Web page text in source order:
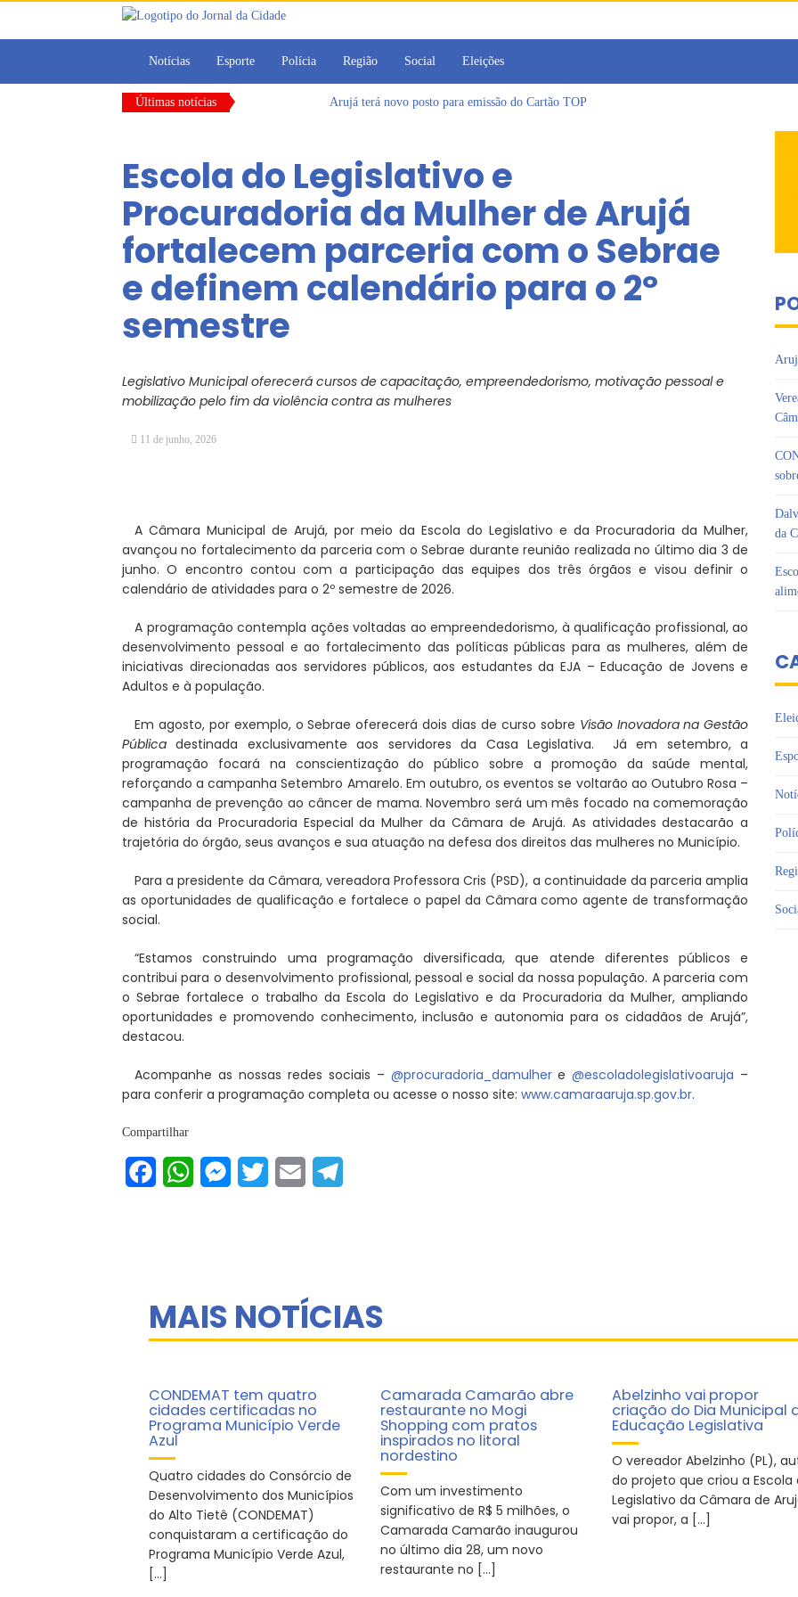
Notícias Esporte Polícia Região Social Eleições
Últimas notícias
Arujá terá novo posto para emissão do Cartão TOP
Dalvana Penha toma posse como vereadora durante sessão da Câmara de Arujá
Escola do Legislativo de Arujá entrega 1 tonelada de alimentos ao Fundo Social do município
Arujá promove 2º encontro da Jornada de Conhecimento em Bem-Estar Animal no Parque
Escola do Legislativo e
Procuradoria da Mulher de Arujá
fortalecem parceria com o Sebrae
e definem calendário para o 2º
semestre
Legislativo Municipal oferecerá cursos de capacitação, empreendedorismo, motivação pessoal e
mobilização pelo fim da violência contra as mulheres
11 de junho, 2026
A Câmara Municipal de Arujá, por meio da Escola do Legislativo e da Procuradoria da Mulher,
avançou no fortalecimento da parceria com o Sebrae durante reunião realizada no último dia 3 de
junho. O encontro contou com a participação das equipes dos três órgãos e visou definir o
calendário de atividades para o 2º semestre de 2026.
A programação contempla ações voltadas ao empreendedorismo, à qualificação profissional, ao
desenvolvimento pessoal e ao fortalecimento das políticas públicas para as mulheres, além de
iniciativas direcionadas aos servidores públicos, aos estudantes da EJA – Educação de Jovens e
Adultos e à população.
Em agosto, por exemplo, o Sebrae oferecerá dois dias de curso sobre Visão Inovadora na Gestão
Pública destinada exclusivamente aos servidores da Casa Legislativa. Já em setembro, a
programação focará na conscientização do público sobre a promoção da saúde mental,
reforçando a campanha Setembro Amarelo. Em outubro, os eventos se voltarão ao Outubro Rosa –
campanha de prevenção ao câncer de mama. Novembro será um mês focado na comemoração
de história da Procuradoria Especial da Mulher da Câmara de Arujá. As atividades destacarão a
trajetória do órgão, seus avanços e sua atuação na defesa dos direitos das mulheres no Município.
Para a presidente da Câmara, vereadora Professora Cris (PSD), a continuidade da parceria amplia
as oportunidades de qualificação e fortalece o papel da Câmara como agente de transformação
social.
“Estamos construindo uma programação diversificada, que atende diferentes públicos e
contribui para o desenvolvimento profissional, pessoal e social da nossa população. A parceria com
o Sebrae fortalece o trabalho da Escola do Legislativo e da Procuradoria da Mulher, ampliando
oportunidades e promovendo conhecimento, inclusão e autonomia para os cidadãos de Arujá”,
destacou.
Acompanhe as nossas redes sociais – @procuradoria_damulhere@escoladolegislativoaruja –
para conferir a programação completa ou acesse o nosso site: www.camaraaruja.sp.gov.br.
Compartilhar
FacebookWhatsAppMessenger
Twitter Email
da
MAIS NOTÍCIAS
CONDEMAT tem quatro
cidades certificadas no
Programa Município Verde
Azul
Quatro cidades do Consórcio de
Desenvolvimento dos Municípios
do Alto Tietê (CONDEMAT)
conquistaram a certificação do
Programa Município Verde Azul,
[…]
Camarada Camarão abre
restaurante no Mogi
Shopping com pratos
inspirados no litoral
nordestino
Com um investimento
significativo de R$ 5 milhões, o
Camarada Camarão inaugurou
no último dia 28, um novo
restaurante no […]
Abelzinho vai propor
criação do Dia Municipal
Educação Legislativa
O vereador Abelzinho (PL),
do projeto que criou a Escola
Legislativo da Câmara de
vai propor, a […]